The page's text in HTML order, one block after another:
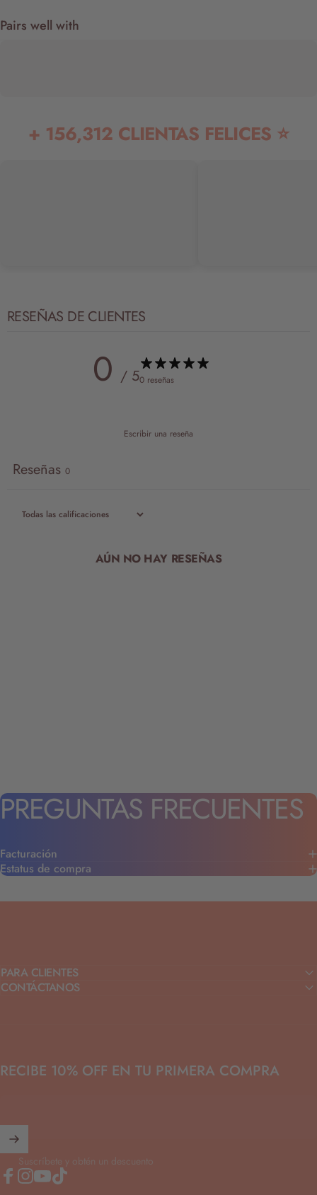
Pairs well with
+ 156,312 CLIENTAS FELICES ⭐
RESEÑAS DE CLIENTES
0 / 50 reseñas
Escribir una reseña
Reseñas 0
AÚN NO HAY RESEÑAS
PREGUNTAS FRECUENTES
Facturación
Estatus de compra
PARA CLIENTES
CONTÁCTANOS
RECIBE 10% OFF EN TU PRIMERA COMPRA
Suscríbete y obtén un descuento